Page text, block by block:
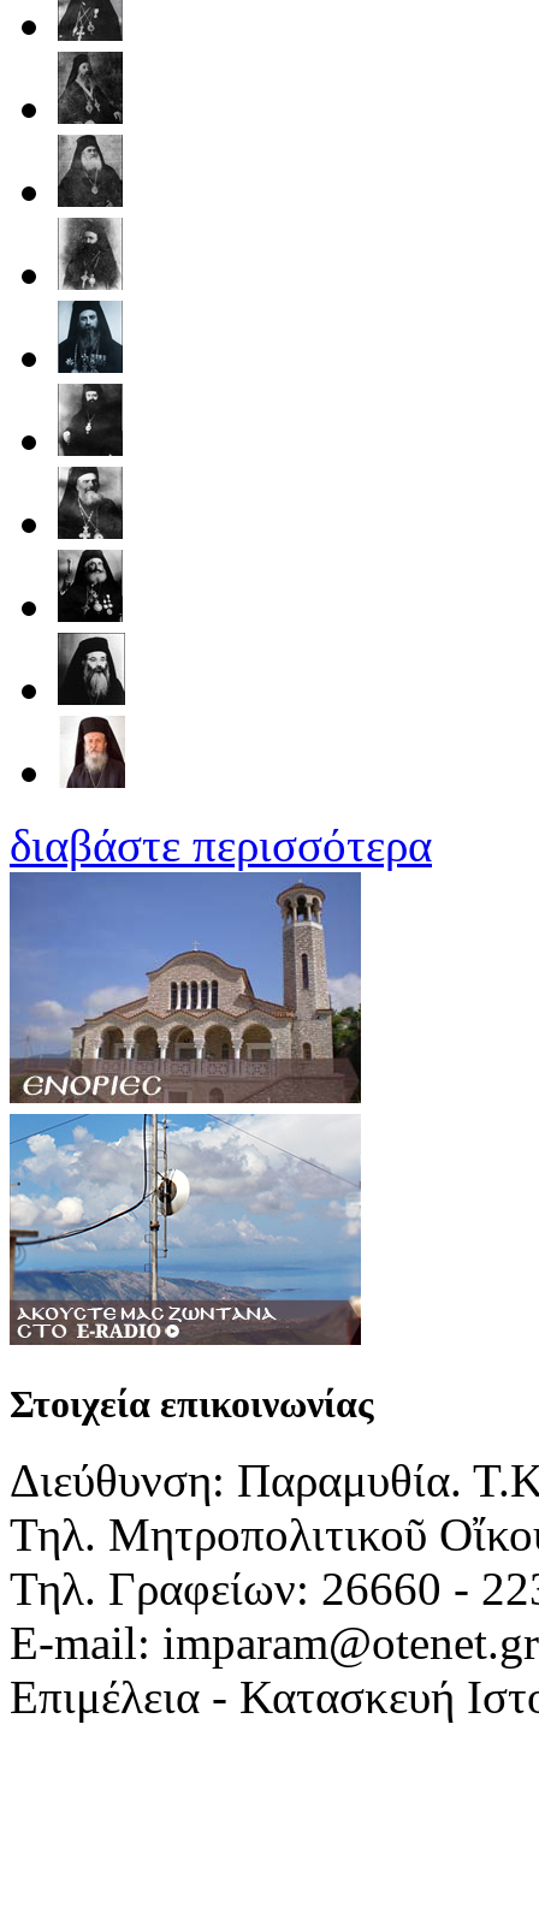
διαβάστε περισσότερα
Στοιχεία επικοινωνίας
Διεύθυνση: Παραμυθία.
Τηλ. Μητροπολιτικοῦ
Τηλ. Γραφείων: 26660 -
E-mail: imparam@otenet.gr
Επιμέλεια - Κατασκευή